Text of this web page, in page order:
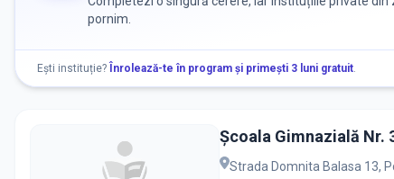
pornim.
Ești instituție? Înrolează-te în program și primești 3 luni gratuit.
Școala Gimnazială Nr.
Strada Domnita Balasa 13,